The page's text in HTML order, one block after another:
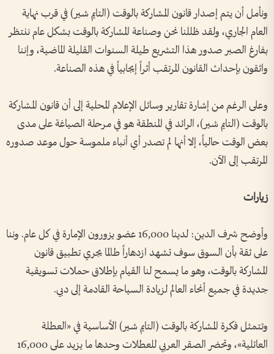
ونأمل أن يتم إصدار قانون المشاركة بالوقت (التايم شير) في قرب نهاية
العام الجاري، ولقد ظللنا نحن وصناعة المشاركة بالوقت بشكل عام ننتظر
بفارغ الصبر صدور هذا التشريع طيلة السنوات القليلة الماضية، وإننا
واثقون بإحداث القانون المرتقب أثراً إيجابياً في هذه الصناعة.
وعلى الرغم من إشارة تقارير وسائل الإعلام المحلية إلى أن قانون المشاركة
بالوقت (التايم شير)، الرائد في المنطقة هو في مرحلة الصياغة على مدى
بعض الوقت حالياً، إلا أنها لم تصدر أي أنباء ملموسة حول موعد صدوره
المرتقب إلى الآن.
زيارات
وأوضح شرف الدين: لدينا 16,000 عضو يزورون الإمارة في كل عام. وننا
على ثقة بأن السوق سوف تشهد ازدهاراً طالما يجري تطبيق قانون
المشاركة بالوقت، وهو ما يسمح لنا القيام بإطلاق حملات تسويقية
جديدة في جميع أنحاء العالم لزيادة السياحة القادمة إلى دبي.
وتتمثل فكرة المشاركة بالوقت (التايم شير) الأساسية في «العطلة
العائلية»، وتحضر الصقر العربي للعطلات وحدها ما يزيد على 16,000